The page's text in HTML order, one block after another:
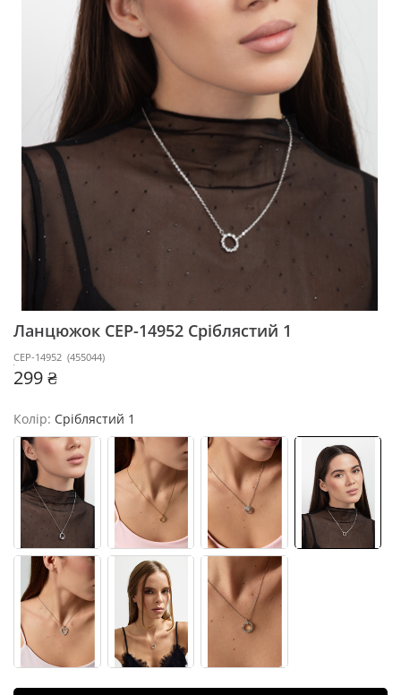
Ланцюжок CEP-14952 Сріблястий 1
CEP-14952 (455044)
299 ₴
Колір: Сріблястий 1